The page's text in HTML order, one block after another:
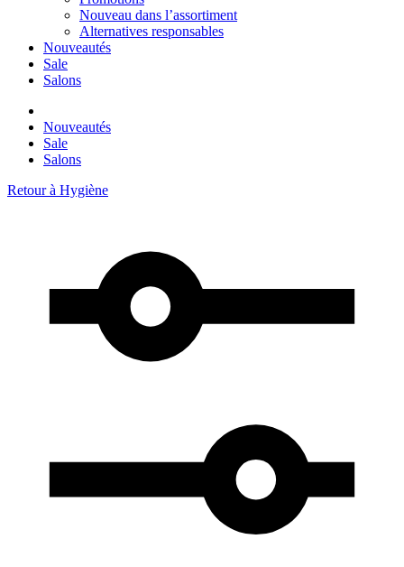
Nouveau dans l’assortiment
Alternatives responsables
Nouveautés
Sale
Salons
Nouveautés
Sale
Salons
Retour à Hygiène